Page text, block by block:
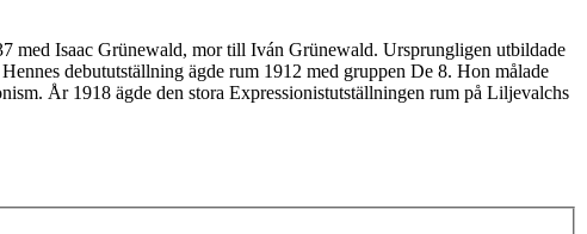
med Isaac Grünewald, mor till Iván Grünewald. Ursprungligen utbildade
debututställning ägde rum 1912 med gruppen De 8. Hon målade
År 1918 ägde den stora Expressionistutställningen rum på Liljevalchs